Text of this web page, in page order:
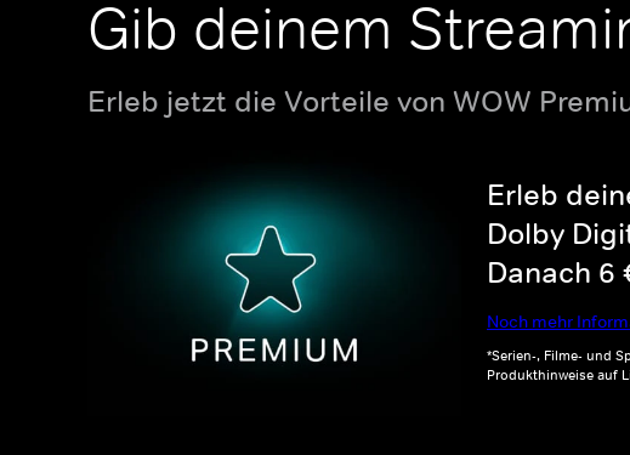
Gib deinem
Erleb jetzt die Vorteile von WOW
Erleb
Dolby
Danach 6
Noch mehr
*Serien-, Filme- und
Produkthinweise auf